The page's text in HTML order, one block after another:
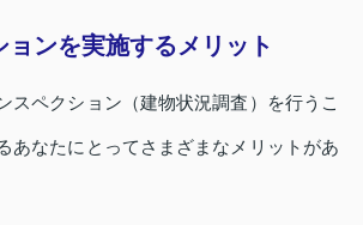
ョンを実施するメリット
スペクション（建物状況調査）を行うこ
あなたにとってさまざまなメリットがあ